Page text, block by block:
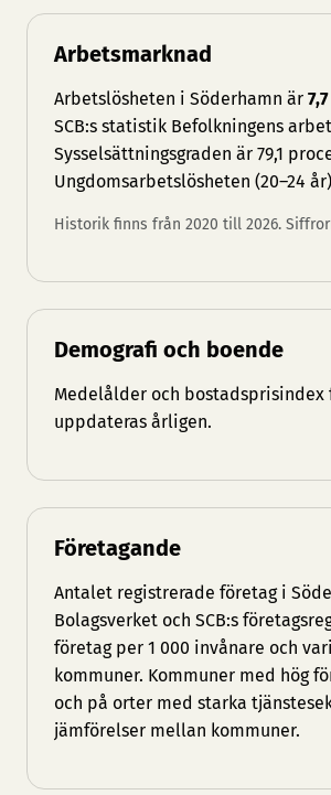
Arbetsmarknad
Arbetslösheten i Söderhamn är
SCB:s statistik Befolkningens
Sysselsättningsgraden är 79,1
Ungdomsarbetslösheten (20–24
Historik finns från 2020 till 2026.
Demografi och boende
Medelålder och bostadsprisindex
uppdateras årligen.
Företagande
Antalet registrerade företag i
Bolagsverket och SCB:s
företag per 1 000 invånare och
kommuner. Kommuner med hög
och på orter med starka
jämförelser mellan kommuner.